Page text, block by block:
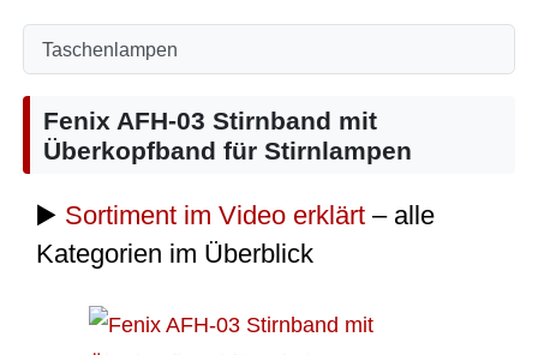
Taschenlampen
Fenix AFH-03 Stirnband mit
Überkopfband für Stirnlampen
▶️ Sortiment im Video erklärt – alle
Kategorien im Überblick